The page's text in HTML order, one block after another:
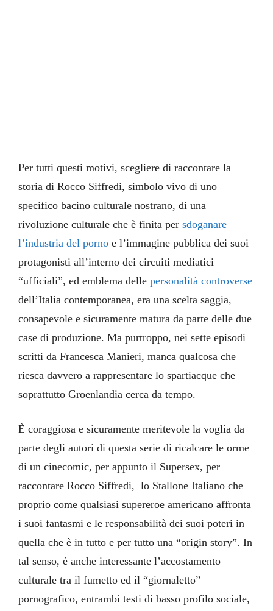
Per tutti questi motivi, scegliere di raccontare la
storia di Rocco Siffredi, simbolo vivo di uno
specifico bacino culturale nostrano, di una
rivoluzione culturale che è finita persdoganare
l’industria del porno e l’immagine pubblica dei suoi
protagonisti all’interno dei circuiti mediatici
“ufficiali”, ed emblema dellepersonalità controverse
dell’Italia contemporanea, era una scelta saggia,
consapevole e sicuramente matura da parte delle due
case di produzione. Ma purtroppo, nei sette episodi
scritti da Francesca Manieri, manca qualcosa che
riesca davvero a rappresentare lo spartiacque che
soprattutto Groenlandia cerca da tempo.
È coraggiosa e sicuramente meritevole la voglia da
parte degli autori di questa serie di ricalcare le orme
di un cinecomic, per appunto il Supersex, per
raccontare Rocco Siffredi, lo Stallone Italiano che
proprio come qualsiasi supereroe americano affronta
i suoi fantasmi e le responsabilità dei suoi poteri in
quella che è in tutto e per tutto una “origin story”. In
tal senso, è anche interessante l’accostamento
culturale tra il fumetto ed il “giornaletto”
pornografico, entrambi testi di basso profilo sociale,